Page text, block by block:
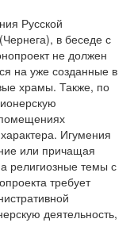
Русской
в беседе с
не должен
на уже созданные в
храмы. Также, по
Игумения
или причащая
религиозные темы с
требует
деятельность,